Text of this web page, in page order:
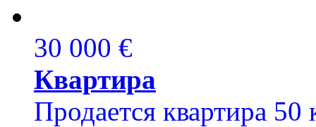
30 000 €
Квартира
Продается квартира